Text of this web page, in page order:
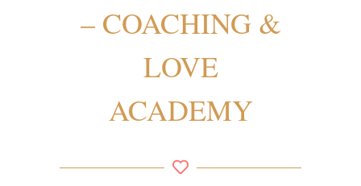
– COACHING &
LOVE
ACADEMY